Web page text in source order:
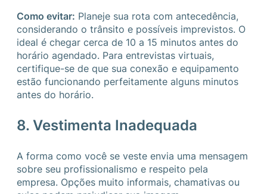
Como evitar: Planeje sua rota com antecedência,
considerando o trânsito e possíveis imprevistos. O
ideal é chegar cerca de 10 a 15 minutos antes do
horário agendado. Para entrevistas virtuais,
certifique-se de que sua conexão e equipamento
estão funcionando perfeitamente alguns minutos
antes do horário.
8. Vestimenta Inadequada
A forma como você se veste envia uma mensagem
sobre seu profissionalismo e respeito pela
empresa. Opções muito informais, chamativas ou